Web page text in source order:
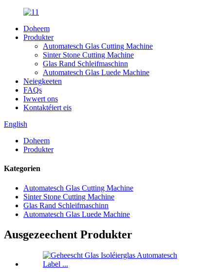
Doheem
Produkter
Automatesch Glas Cutting Machine
Sinter Stone Cutting Machine
Glas Rand Schleifmaschinn
Automatesch Glas Luede Machine
Neiegkeeten
FAQs
Iwwert ons
Kontaktéiert eis
English
Doheem
Produkter
Kategorien
Automatesch Glas Cutting Machine
Sinter Stone Cutting Machine
Glas Rand Schleifmaschinn
Automatesch Glas Luede Machine
Ausgezeechent Produkter